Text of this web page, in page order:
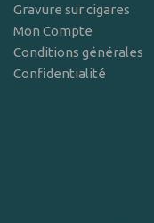
Gravure sur cigares
Mon Compte
Conditions générales
Confidentialité